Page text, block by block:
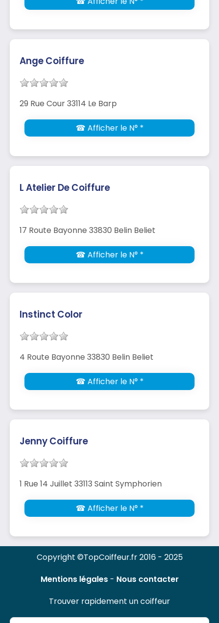
Ange Coiffure
29 Rue Cour 33114 Le Barp
☎ Afficher le N° *
L Atelier De Coiffure
17 Route Bayonne 33830 Belin Beliet
☎ Afficher le N° *
Instinct Color
4 Route Bayonne 33830 Belin Beliet
☎ Afficher le N° *
Jenny Coiffure
1 Rue 14 Juillet 33113 Saint Symphorien
☎ Afficher le N° *
Copyright ©TopCoiffeur.fr 2016 - 2025
Mentions légales- Nous contacter
Trouver rapidement un coiffeur